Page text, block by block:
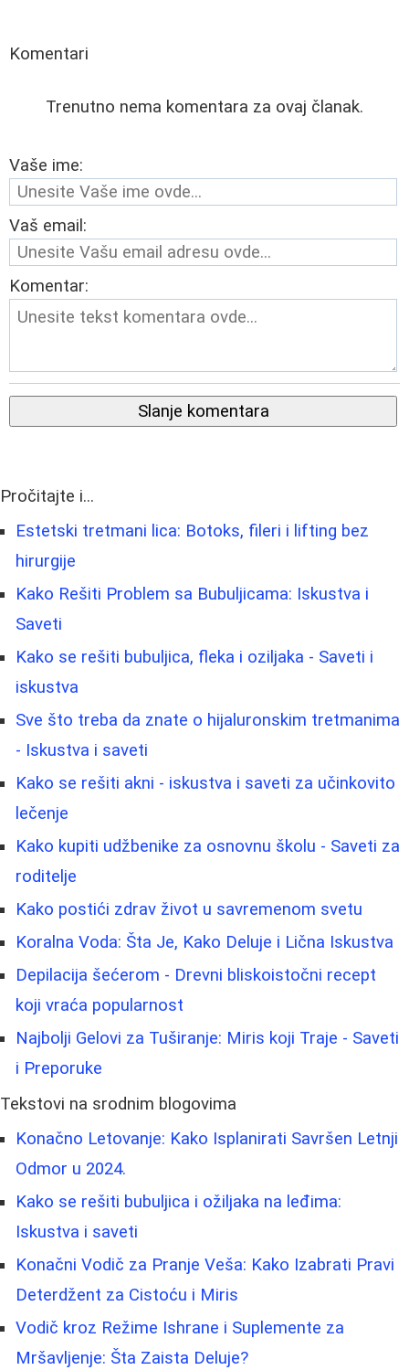
Komentari
Trenutno nema komentara za ovaj članak.
Vaše ime:
Vaš email:
Komentar:
Slanje komentara
Pročitajte i...
Estetski tretmani lica: Botoks, fileri i lifting bez
hirurgije
Kako Rešiti Problem sa Bubuljicama: Iskustva i
Saveti
Kako se rešiti bubuljica, fleka i oziljaka - Saveti i
iskustva
Sve što treba da znate o hijaluronskim tretmanima
- Iskustva i saveti
Kako se rešiti akni - iskustva i saveti za učinkovito
lečenje
Kako kupiti udžbenike za osnovnu školu - Saveti za
roditelje
Kako postići zdrav život u savremenom svetu
Koralna Voda: Šta Je, Kako Deluje i Lična Iskustva
Depilacija šećerom - Drevni bliskoistočni recept
koji vraća popularnost
Najbolji Gelovi za Tuširanje: Miris koji Traje - Saveti
i Preporuke
Tekstovi na srodnim blogovima
Konačno Letovanje: Kako Isplanirati Savršen Letnji
Odmor u 2024.
Kako se rešiti bubuljica i ožiljaka na leđima:
Iskustva i saveti
Konačni Vodič za Pranje Veša: Kako Izabrati Pravi
Deterdžent za Cistoću i Miris
Vodič kroz Režime Ishrane i Suplemente za
Mršavljenje: Šta Zaista Deluje?